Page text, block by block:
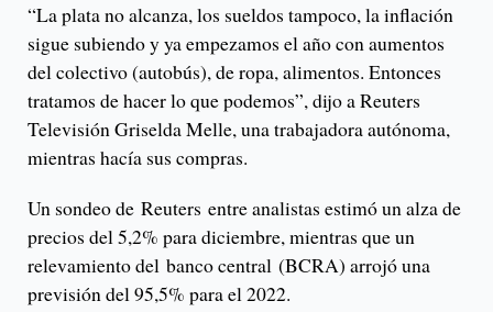
“La plata no alcanza, los sueldos tampoco, la inflación
sigue subiendo y ya empezamos el año con aumentos
del colectivo (autobús), de ropa, alimentos. Entonces
tratamos de hacer lo que podemos”, dijo a Reuters
Televisión Griselda Melle, una trabajadora autónoma,
mientras hacía sus compras.
Un sondeo de Reuters entre analistas estimó un alza de
precios del 5,2% para diciembre, mientras que un
relevamiento del banco central (BCRA) arrojó una
previsión del 95,5% para el 2022.